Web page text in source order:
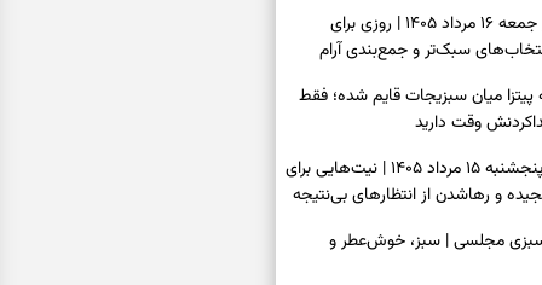
فال روزانه امروز جمعه ۱۶ مرداد ۱۴۰۵ | روزی برای
سبک‌تر و جمع‌بندی آرام
پیتزا میان سبزیجات قایم شده؛ فقط
فال ابجد امروز پنجشنبه ۱۵ مرداد ۱۴۰۵ | نیت‌هایی برای
و رهاشدن از انتظارهای بی‌نتیجه
سبزی مجلسی | سبز، خوش‌عطر و